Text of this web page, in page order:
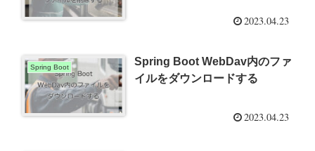
2023.04.23
Spring Boot
Spring Boot WebDav内のファ
イルをダウンロードする
2023.04.23